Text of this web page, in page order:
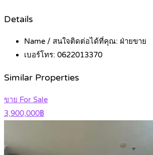
Details
Name / สนใจติดต่อได้ที่คุณ: ฝ่ายขาย
เบอร์โทร: 0622013370
Similar Properties
ขาย For Sale
3,900,000฿